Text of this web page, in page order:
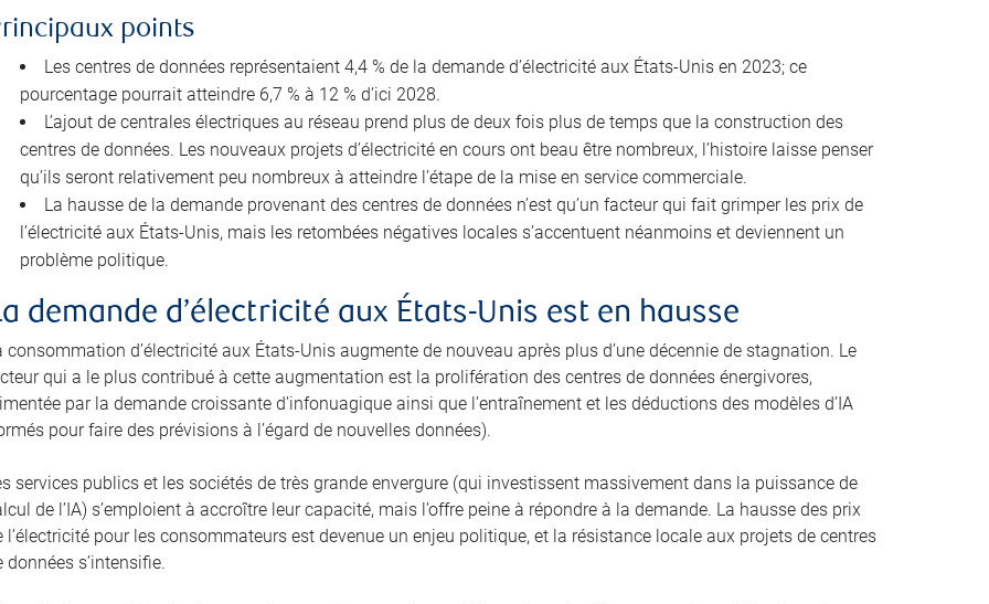
points
Les centres de données représentaient 4,4 % de la demande d’électricité aux États-Unis en 2023; ce
pourcentage pourrait atteindre 6,7 % à 12 % d’ici 2028.
L’ajout de centrales électriques au réseau prend plus de deux fois plus de temps que la construction des
centres de données. Les nouveaux projets d’électricité en cours ont beau être nombreux, l’histoire laisse penser
qu’ils seront relativement peu nombreux à atteindre l’étape de la mise en service commerciale.
La hausse de la demande provenant des centres de données n’est qu’un facteur qui fait grimper les prix de
l’électricité aux États-Unis, mais les retombées négatives locales s’accentuent néanmoins et deviennent un
problème politique.
demande d’électricité aux États-Unis est en hausse
consommation d’électricité aux États-Unis augmente de nouveau après plus d’une décennie de stagnation. Le
qui a le plus contribué à cette augmentation est la prolifération des centres de données énergivores,
par la demande croissante d’infonuagique ainsi que l’entraînement et les déductions des modèles d’IA
pour faire des prévisions à l’égard de nouvelles données).
services publics et les sociétés de très grande envergure (qui investissent massivement dans la puissance de
de l’IA) s’emploient à accroître leur capacité, mais l’offre peine à répondre à la demande. La hausse des prix
l’électricité pour les consommateurs est devenue un enjeu politique, et la résistance locale aux projets de centres
données s’intensifie.